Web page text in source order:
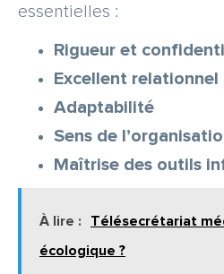
essentielles :
Rigueur et
Excellent relationnel
Adaptabilité
Sens de
Maîtrise des outils
À lire : Télésecrétariat
écologique ?